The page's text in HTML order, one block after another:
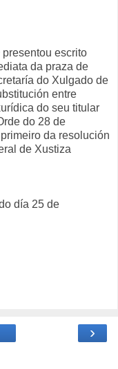
escrito
da praza de
do Xulgado de
entre
do seu titular
do 28 de
da resolución
de Xustiza
día 25 de
›